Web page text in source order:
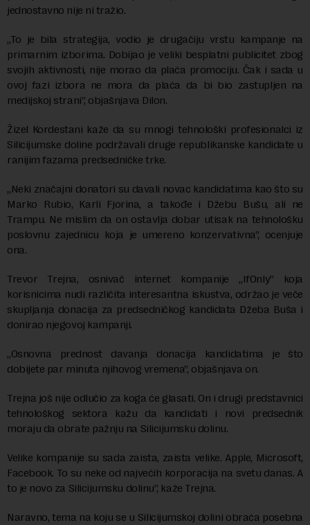
jednostavno nije ni tražio.
„To je bila strategija, vodio je drugačiju vrstu kampanje na
primarnim izborima. Dobijao je veliki besplatni publicitet zbog
svojih aktivnosti, nije morao da plaća promociju. Čak i sada u
ovoj fazi izbora ne mora da plaća da bi bio zastupljen na
medijskoj strani”, objašnjava Dilon.
Žizel Kordestani kaže da su mnogi tehnološki profesionalci iz
Silicijumske doline podržavali druge republikanske kandidate u
ranijim fazama predsedničke trke.
„Neki značajni donatori su davali novac kandidatima kao što su
Marko Rubio, Karli Fjorina, a takođe i Džebu Bušu, ali ne
Trampu. Ne mislim da on ostavlja dobar utisak na tehnološku
poslovnu zajednicu koja je umereno konzervativna”, ocenjuje
ona.
Trevor Trejna, osnivač internet kompanije „IfOnly” koja
korisnicima nudi različita interesantna iskustva, održao je veče
skupljanja donacija za predsedničkog kandidata Džeba Buša i
donirao njegovoj kampanji.
„Osnovna prednost davanja donacija kandidatima je što
dobijete par minuta njihovog vremena”, objašnjava on.
Trejna još nije odlučio za koga će glasati. On i drugi predstavnici
tehnološkog sektora kažu da kandidati i novi predsednik
moraju da obrate pažnju na Silicijumsku dolinu.
Velike kompanije su sada zaista, zaista velike. Apple, Microsoft,
Facebook. To su neke od najvećih korporacija na svetu danas. A
to je novo za Silicijumsku dolinu”, kaže Trejna.
Naravno, tema na koju se u Silicijumskoj dolini obraća posebna